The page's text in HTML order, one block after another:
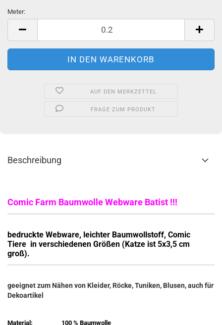
Meter:
Meter
AUF DEN MERKZETTEL
FRAGE ZUM PRODUKT
Beschreibung
Comic Farm Baumwolle Webware Batist !!!
bedruckte Webware, leichter Baumwollstoff, Comic
Tiere in verschiedenen Größen (Katze ist 5x3,5 cm
groß).
geeignet zum Nähen von Kleider, Röcke, Tuniken, Blusen, auch für
Dekoartikel
Material: 100 % Baumwolle